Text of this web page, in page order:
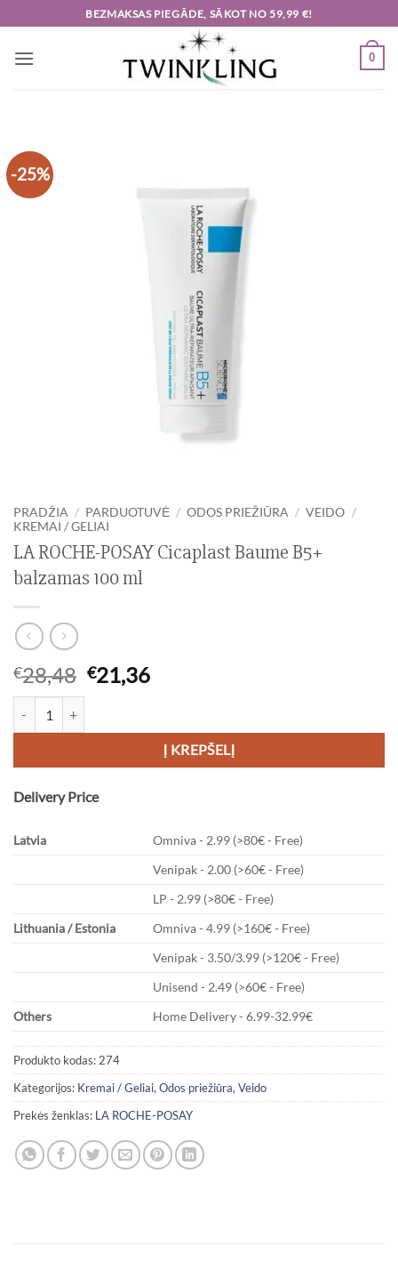
to
content
BEZMAKSAS PIEGĀDE, SĀKOT NO 59,99 €!
0
-25%
PRADŽIA / PARDUOTUVĖ / ODOS PRIEŽIŪRA / VEIDO /
KREMAI / GELIAI
LA ROCHE-POSAY Cicaplast Baume B5+
balzamas 100 ml
€28,48 Original
price
€28,48.
€21,36Current
€21,36.
Į KREPŠELĮ
Delivery Price
Latvia
Omniva - 2.99 (>80€ - Free)
Venipak - 2.00 (>60€ - Free)
LP - 2.99 (>80€ - Free)
Lithuania / Estonia
Omniva - 4.99 (>160€ - Free)
Venipak - 3.50/3.99 (>120€ - Free)
Unisend - 2.49 (>60€ - Free)
Others
Home Delivery - 6.99-32.99€
Produkto kodas: 274
Kategorijos: Kremai / Geliai, Odos priežiūra, Veido
Prekės ženklas: LA ROCHE-POSAY